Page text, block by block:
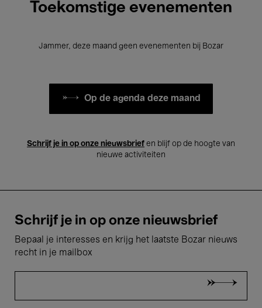
Toekomstige evenementen
Jammer, deze maand geen evenementen bij Bozar
Op de agenda deze maand
Schrijf je in op onze nieuwsbrief en blijf op de hoogte van
nieuwe activiteiten
Schrijf je in op onze nieuwsbrief
Bepaal je interesses en krijg het laatste Bozar nieuws
recht in je mailbox